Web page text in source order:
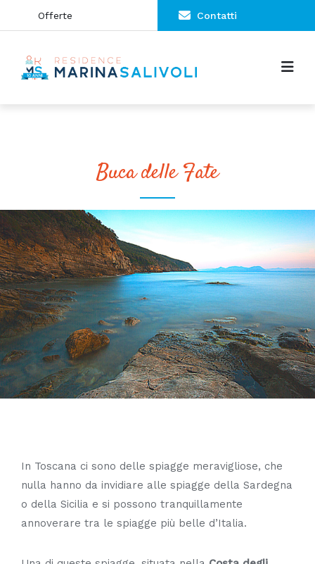
Offerte Contatti
Buca delle Fate
In Toscana ci sono delle spiagge meravigliose, che
nulla hanno da invidiare alle spiagge della Sardegna
o della Sicilia e si possono tranquillamente
annoverare tra le spiagge più belle d’Italia.